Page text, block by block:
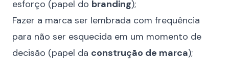
esforço (papel do branding);
Fazer a marca ser lembrada com frequência
para não ser esquecida em um momento de
decisão (papel da construção de marca);